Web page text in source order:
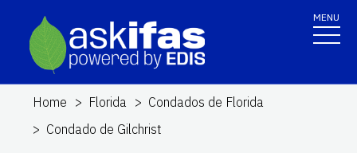
MENU
Home Florida
Condados de Florida
Condado de Gilchrist